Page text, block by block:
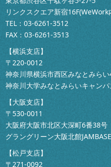
リンクスクエア新宿16F(WeWork
TEL：03-6261-3512
FAX：03-6261-3513
【横浜支店】
〒220-0012
神奈川県横浜市西区みなとみら
神奈川大学みなとみらいキャンパ
【大阪支店】
〒530-0011
大阪府大阪市北区大深町6番38号
グラングリーン大阪北館
【松戸支店】
〒271-0092